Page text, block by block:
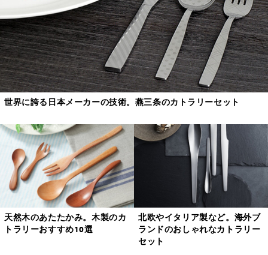
世界に誇る日本メーカーの技術。燕三条のカトラリーセット
天然木のあたたかみ。木製のカ
トラリーおすすめ10選
北欧やイタリア製など。海外ブ
ランドのおしゃれなカトラリー
セット